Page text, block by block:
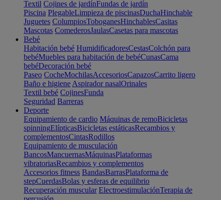
Textil Cojines de jardínFundas de jardín
Piscina PlegableLimpieza de piscinasDuchaHinchable
Juguetes ColumpiosToboganesHinchablesCasitas
Mascotas ComederosJaulasCasetas para mascotas
Bebé
Habitación bebé HumidificadoresCestasColchón para
bebéMuebles para habitación de bebéCunasCama
bebéDecoración bebé
Paseo CocheMochilasAccesoriosCapazosCarrito ligero
Baño e higiene Aspirador nasalOrinales
Textil bebé CojinesFunda
Seguridad Barreras
Deporte
Equipamiento de cardio Máquinas de remoBicicletas
spinningElípticasBicicletas estáticasRecambios y
complementosCintasRodillos
Equipamiento de musculación
BancosMancuernasMáquinasPlataformas
vibratoriasRecambios y complementos
Accesorios fitness BandasBarrasPlataforma de
stepCuerdasBolas y esferas de equilibrio
Recuperación muscular ElectroestimulaciónTerapia de